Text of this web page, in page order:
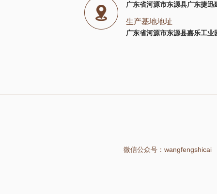
广东省河源市东源县广东捷迅
生产基地地址
广东省河源市东源县嘉乐工业
微信公众号：wangfengshicai